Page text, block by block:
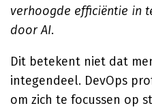
verhoogde efficiëntie in
door AI.
Dit betekent niet dat
integendeel. DevOps
om zich te focussen op